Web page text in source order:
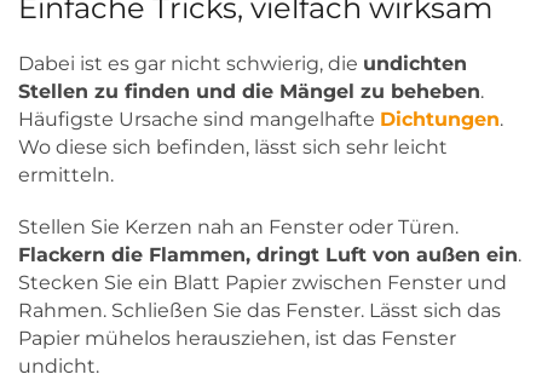
Einfache Tricks, vielfach wirksam
Dabei ist es gar nicht schwierig, die undichten
Stellen zu finden und die Mängel zu beheben.
Häufigste Ursache sind mangelhafte Dichtungen.
Wo diese sich befinden, lässt sich sehr leicht
ermitteln.
Stellen Sie Kerzen nah an Fenster oder Türen.
Flackern die Flammen, dringt Luft von außen ein.
Stecken Sie ein Blatt Papier zwischen Fenster und
Rahmen. Schließen Sie das Fenster. Lässt sich das
Papier mühelos herausziehen, ist das Fenster
undicht.